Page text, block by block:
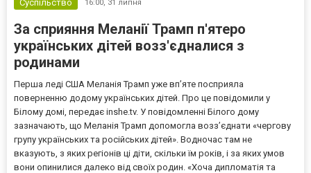
Суспільство 16:00, 31 липня
За сприяння Меланії Трамп п'ятеро
українських дітей возз'єдналися з
родинами
Перша леді США Меланія Трамп уже впʼяте посприяла
поверненню додому українських дітей. Про це повідомили у
Білому домі, передає inshe.tv. У повідомленні Білого дому
зазначають, що Меланія Трамп допомогла возз’єднати «чергову
групу українських та російських дітей». Водночас там не
вказують, з яких регіонів ці діти, скільки їм років, і за яких умов
вони опинилися далеко від своїх родин. «Хоча дипломатія та